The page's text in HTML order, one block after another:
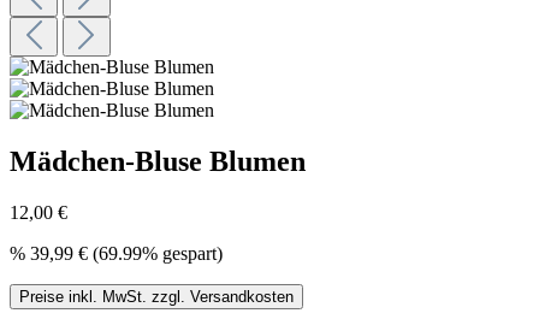
Mädchen-Bluse Blumen
12,00 €
% 39,99 € (69.99% gespart)
Preise inkl. MwSt. zzgl. Versandkosten